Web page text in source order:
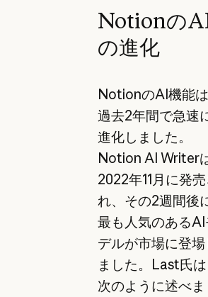
Notionの
の進化
NotionのAI機能は
過去2年間で急速
進化しました。
Notion AI Writer
2022年11月に発売
れ、その2週間後
最も人気のあるAI
デルが市場に登場
ました。Last氏は
次のように述べま